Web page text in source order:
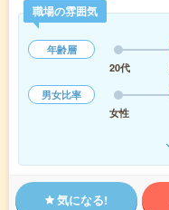
職場の雰囲気
年齢層
20代
男女比率
女性
気になる!